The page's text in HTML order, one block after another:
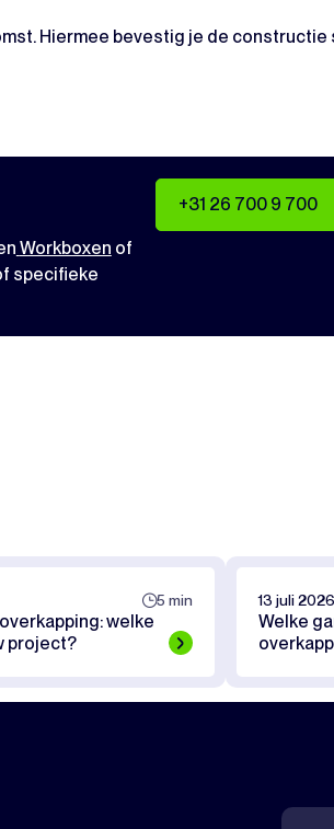
Hiermee bevestig je de
Workboxen of
specifieke
+31 26 700 9 700
5 min
welke
project?
13 juli 2026
Welke